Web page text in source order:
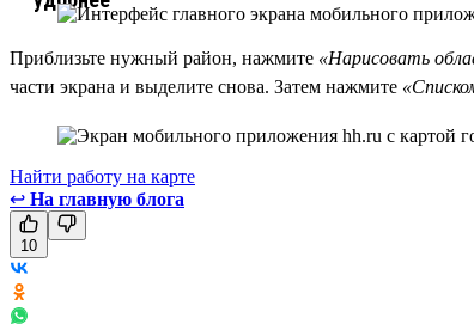
Приблизьте нужный район, нажмите «Нарисовать
части экрана и выделите снова. Затем нажмите
Найти работу на карте
↩ На главную блога
10